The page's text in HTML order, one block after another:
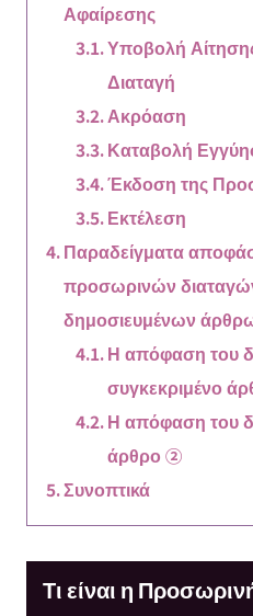
Αφαίρεσης
Υποβολή
Διαταγή
Ακρόαση
Καταβολή
Έκδοση της
Εκτέλεση
Παραδείγματα
προσωρινών
δημοσιευμένων
Η απόφαση του
συγκεκριμένο
Η απόφαση του
άρθρο ②
Συνοπτικά
Τι είναι η